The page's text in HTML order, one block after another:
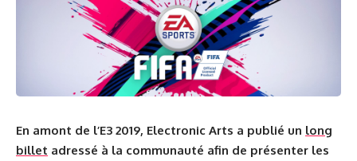
En amont de l’E3 2019, Electronic Arts a publié un long
billet adressé à la communauté afin de présenter les